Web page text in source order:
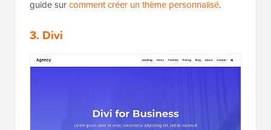
guide surcomment créer un thème personnalisé.
3. Divi